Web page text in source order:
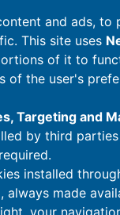
and ads, to
This site uses
of it to
of the user's
Targeting and
by third
installed
, always made
your